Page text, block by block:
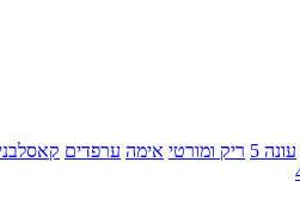
עונה 5 ריק ומורטי אימה ערפדים